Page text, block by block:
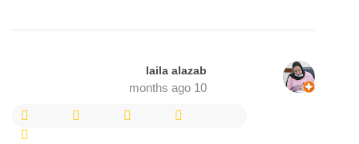
laila alazab
10 months ago